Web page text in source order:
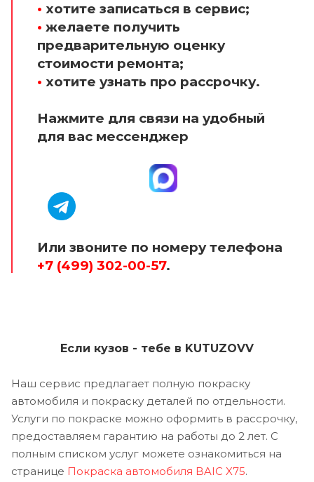
• хотите записаться в сервис;
• желаете получить
предварительную оценку
стоимости ремонта;
• хотите узнать про рассрочку.
Нажмите для связи на удобный
для вас мессенджер
Или звоните по номеру телефона
+7 (499) 302-00-57.
Если кузов - тебе в KUTUZOVV
Наш сервис предлагает полную покраску
автомобиля и покраску деталей по отдельности.
Услуги по покраске можно оформить в рассрочку,
предоставляем гарантию на работы до 2 лет. С
полным списком услуг можете ознакомиться на
странице Покраска автомобиля BAIC X75.